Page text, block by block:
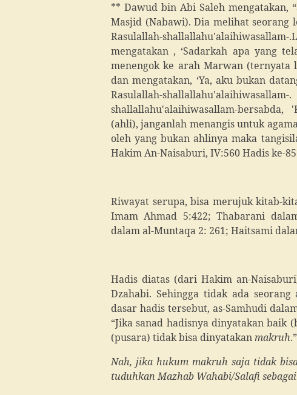
** Dawud bin Abi Saleh mengatakan,
Masjid (Nabawi). Dia melihat seorang
Rasulallah-
mengatakan , ‘Sadarkah apa yang
menengok ke arah Marwan (ternyata
dan mengatakan, ‘Ya, aku bukan
Rasulallah-
shallallahu'alaihiwasallam-
(ahli), janganlah menangis untuk
oleh yang bukan ahlinya maka
Hakim An-Naisaburi, IV:560 Hadis ke-
Riwayat serupa, bisa merujuk kitab-
Imam Ahmad 5:422; Thabarani
dalam al-Muntaqa 2: 261; Haitsami
Hadis diatas (dari Hakim an-
Dzahabi. Sehingga tidak ada
dasar hadis tersebut, as-Samhudi
“Jika sanad hadisnya dinyatakan
(pusara) tidak bisa dinyatakanmakruh.”
Nah, jika hukum makruh saja tidak
tuduhkan Mazhab Wahabi/Salafi